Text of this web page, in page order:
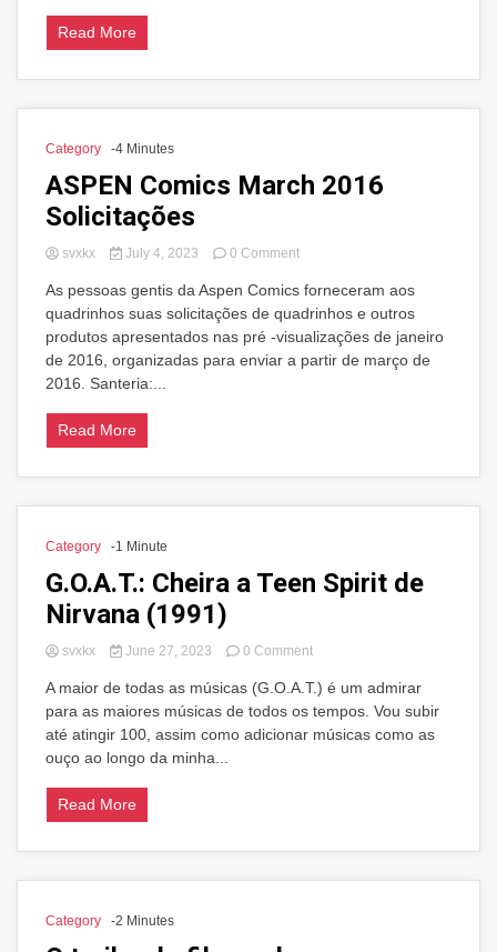
Money#4
Read More
Category -4 Minutes
ASPEN Comics March 2016
Solicitações
svxkx July 4, 2023 0 Commenton
Comics
March
2016
Solicitações
As pessoas gentis da Aspen Comics forneceram aos
quadrinhos suas solicitações de quadrinhos e outros
produtos apresentados nas pré -visualizações de janeiro
de 2016, organizadas para enviar a partir de março de
2016. Santeria:...
Read More
Category -1 Minute
G.O.A.T.: Cheira a Teen Spirit de
Nirvana (1991)
svxkx June 27, 2023 0 Commenton
Cheira
a
Teen
A maior de todas as músicas (G.O.A.T.) é um admirar
para as maiores músicas de todos os tempos. Vou subir
até atingir 100, assim como adicionar músicas como as
ouço ao longo da minha...
Read More
Category -2 Minutes